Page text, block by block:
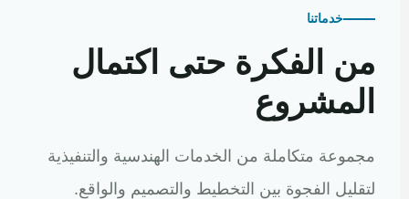
خدماتنا
من الفكرة حتى اكتمال
المشروع
مجموعة متكاملة من الخدمات الهندسية والتنفيذية
لتقليل الفجوة بين التخطيط والتصميم والواقع.